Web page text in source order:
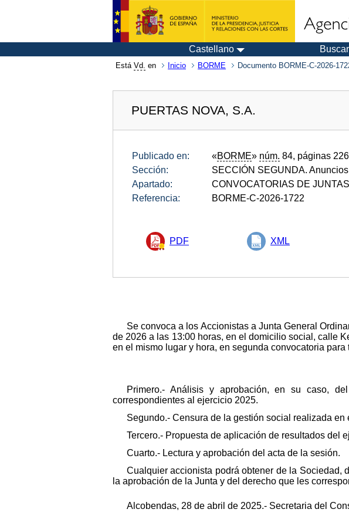
Castellano Buscar
Está Vd. en Inicio BORME Documento BORME-C-2026-
PUERTAS NOVA, S.A.
Publicado en: «BORME» núm. 84, páginas
Sección:
SECCIÓN SEGUNDA.
Apartado:
CONVOCATORIAS DE JUNTAS
Referencia:
BORME-C-2026-1722
PDF XML
Se convoca a los Accionistas a Junta General
de 2026 a las 13:00 horas, en el domicilio social, calle
en el mismo lugar y hora, en segunda convocatoria
Primero.- Análisis y aprobación, en su caso,
correspondientes al ejercicio 2025.
Segundo.- Censura de la gestión social realizada en
Tercero.- Propuesta de aplicación de resultados del
Cuarto.- Lectura y aprobación del acta de la sesión.
Cualquier accionista podrá obtener de la Sociedad,
la aprobación de la Junta y del derecho que les
Alcobendas, 28 de abril de 2025.- Secretaria del